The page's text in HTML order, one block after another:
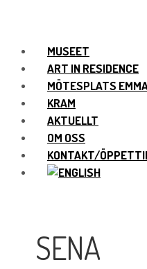
MUSEET
ART IN RESIDENCE
MÖTESPLATS
KRAM
AKTUELLT
OM OSS
KONTAKT/
SENA